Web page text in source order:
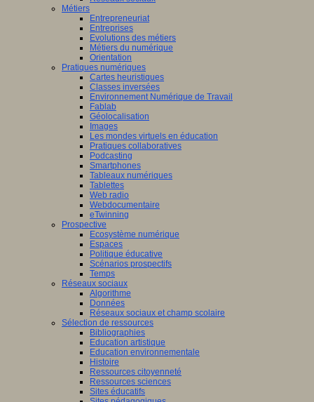
Métiers
Entrepreneuriat
Entreprises
Evolutions des métiers
Métiers du numérique
Orientation
Pratiques numériques
Cartes heuristiques
Classes inversées
Environnement Numérique de Travail
Fablab
Géolocalisation
Images
Les mondes virtuels en éducation
Pratiques collaboratives
Podcasting
Smartphones
Tableaux numériques
Tablettes
Web radio
Webdocumentaire
eTwinning
Prospective
Ecosystème numérique
Espaces
Politique éducative
Scénarios prospectifs
Temps
Réseaux sociaux
Algorithme
Données
Réseaux sociaux et champ scolaire
Sélection de ressources
Bibliographies
Education artistique
Education environnementale
Histoire
Ressources citoyenneté
Ressources sciences
Sites éducatifs